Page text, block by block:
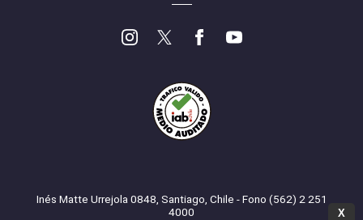
Inés Matte Urrejola 0848, Santiago, Chile - Fono (562) 2 251
4000
X